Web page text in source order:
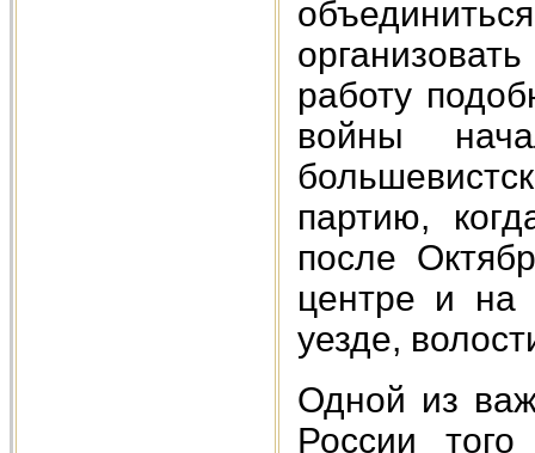
работу
войны
партию,
после
центре и на
уезде,
Одной из
России